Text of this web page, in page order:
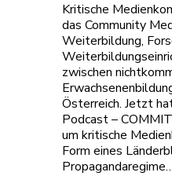
Kritische
das Community
Weiterbildung,
zwischen
Österreich. Jetzt
Podcast –
um kritische
Form eines